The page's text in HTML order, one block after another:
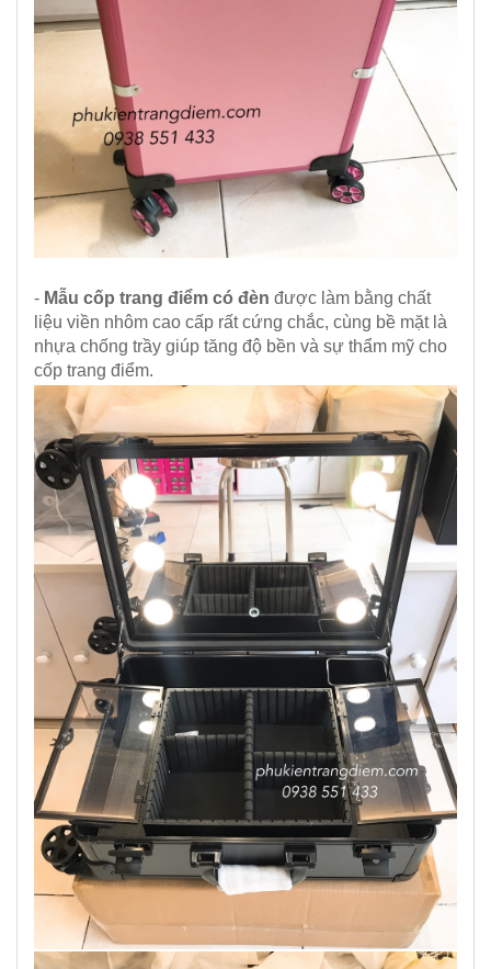
- Mẫu cốp trang điểm có đèn được làm bằng chất
liệu viền nhôm cao cấp rất cứng chắc, cùng bề mặt là
nhựa chống trầy giúp tăng độ bền và sự thẩm mỹ cho
cốp trang điểm.